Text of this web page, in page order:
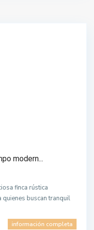
modern...
finca rústica
buscan tranquil
información completa